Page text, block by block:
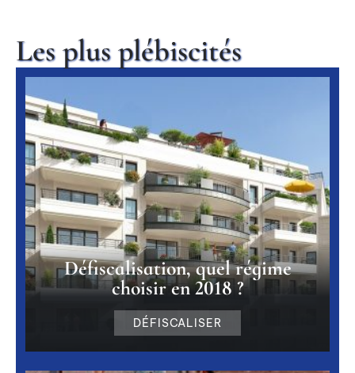
Les plus plébiscités
Défiscalisation, quel régime
choisir en 2018 ?
DÉFISCALISER